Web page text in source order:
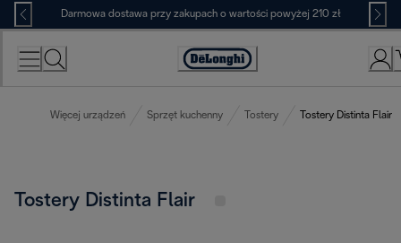
Skip
to
Content
Darmowa dostawa przy zakupach o wartości powyżej 210 zł
Deklaracja
Więcej urządzeń Sprzęt kuchenny Tostery Tostery Distinta Flair
Tostery Distinta Flair